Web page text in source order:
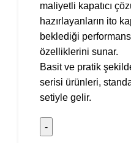
maliyetli kapatıcı
hazırlayanların ito
beklediği
özelliklerini sunar.
Basit ve pratik
serisi ürünleri,
setiyle gelir.